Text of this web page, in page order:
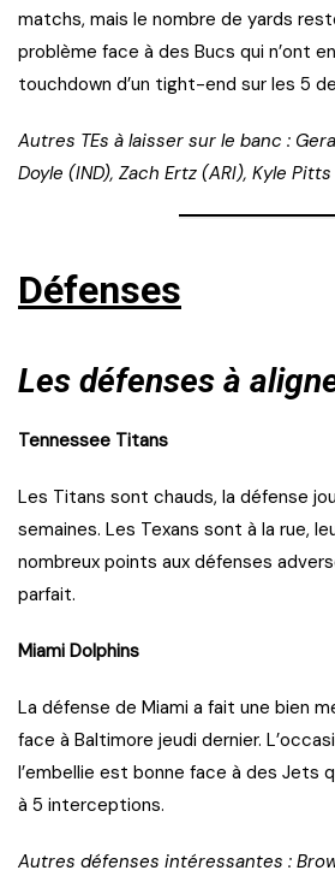
matchs, mais le nombre de yards
problème face à des Bucs qui n’ont
touchdown d’un tight-end sur les 5
Autres TEs à laisser sur le banc :
Doyle (IND), Zach Ertz (ARI), Kyle
Défenses
Les défenses à
Tennessee Titans
Les Titans sont chauds, la défense
semaines. Les Texans sont à la rue,
nombreux points aux défenses
parfait.
Miami Dolphins
La défense de Miami a fait une bien
face à Baltimore jeudi dernier.
l’embellie est bonne face à des Jets
à 5 interceptions.
Autres défenses intéressantes :